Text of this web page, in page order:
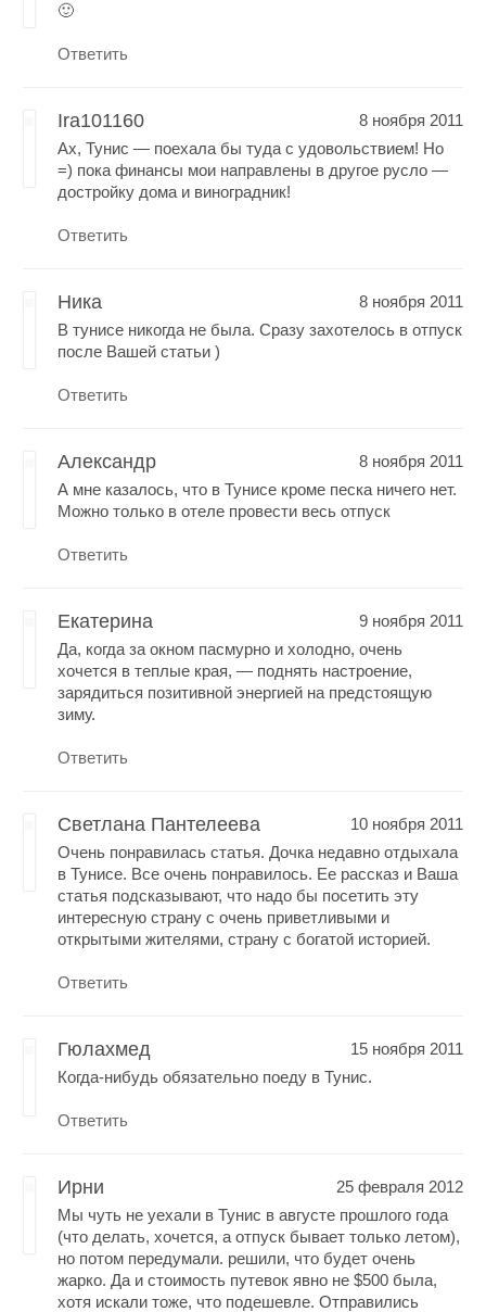
🙂
Ответить
Ira101160
8 ноября 2011
Ах, Тунис — поехала бы туда с удовольствием! Но
=) пока финансы мои направлены в другое русло —
достройку дома и виноградник!
Ответить
Ника
8 ноября 2011
В тунисе никогда не была. Сразу захотелось в отпуск
после Вашей статьи )
Ответить
Александр
8 ноября 2011
А мне казалось, что в Тунисе кроме песка ничего нет.
Можно только в отеле провести весь отпуск
Ответить
Екатерина
9 ноября 2011
Да, когда за окном пасмурно и холодно, очень
хочется в теплые края, — поднять настроение,
зарядиться позитивной энергией на предстоящую
зиму.
Ответить
Светлана Пантелеева
10 ноября 2011
Очень понравилась статья. Дочка недавно отдыхала
в Тунисе. Все очень понравилось. Ее рассказ и Ваша
статья подсказывают, что надо бы посетить эту
интересную страну с очень приветливыми и
открытыми жителями, страну с богатой историей.
Ответить
Гюлахмед
15 ноября 2011
Когда-нибудь обязательно поеду в Тунис.
Ответить
Ирни
25 февраля 2012
Мы чуть не уехали в Тунис в августе прошлого года
(что делать, хочется, а отпуск бывает только летом),
но потом передумали. решили, что будет очень
жарко. Да и стоимость путевок явно не $500 была,
хотя искали тоже, что подешевле. Отправились